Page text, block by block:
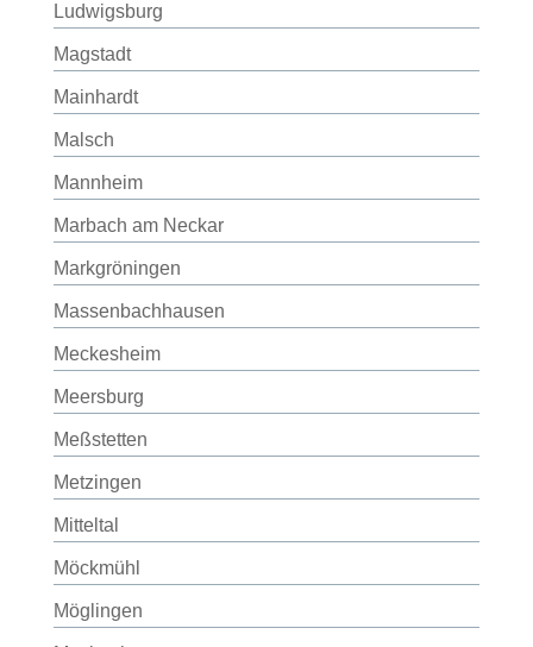
Ludwigsburg
Magstadt
Mainhardt
Malsch
Mannheim
Marbach am Neckar
Markgröningen
Massenbachhausen
Meckesheim
Meersburg
Meßstetten
Metzingen
Mitteltal
Möckmühl
Möglingen